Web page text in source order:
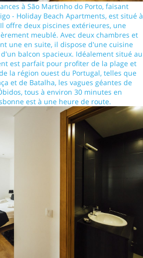
à São Martinho do Porto, faisant
- Holiday Beach Apartments, est situé à
offre deux piscines extérieures, une
meublé. Avec deux chambres et
une en suite, il dispose d'une cuisine
balcon spacieux. Idéalement situé au
est parfait pour profiter de la plage et
la région ouest du Portugal, telles que
et de Batalha, les vagues géantes de
tous à environ 30 minutes en
est à une heure de route.